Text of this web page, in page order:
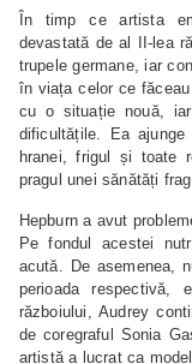
În timp ce artista
devastată de al II-lea
trupele germane, iar
în viața celor ce
cu o situație nouă,
dificultățile. Ea
hranei, frigul și toate
pragul unei sănătăți
Hepburn a avut
Pe fondul acestei
acută. De asemenea,
perioada respectivă,
războiului, Audrey
de coregraful Sonia
artistă a lucrat ca